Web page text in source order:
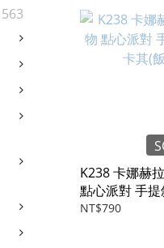
563
K238 卡娜赫
點心派對 手提
其(飯糰)
NT$790